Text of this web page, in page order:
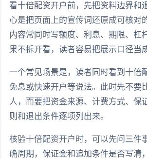
看十倍配资开户前，先把资料边界和
心是把页面上的宣传词还原成可核对
内容常同时写额度、利息、期限、杠
果不拆开看，读者容易把展示口径当
一个常见场景是，读者同时看到十倍
免息或快速开户等说法。此时先不要
人，而要把资金来源、计费方式、保
则和退出条件逐项列出来。
核验十倍配资开户时，可以先问三件
确周期，保证金和追加条件是否写清